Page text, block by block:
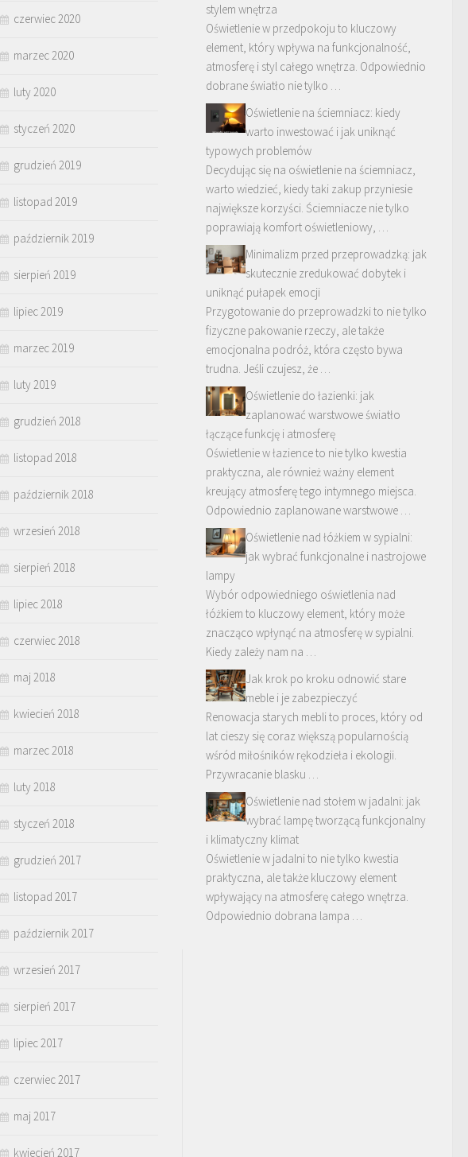
stylem wnętrza
Oświetlenie w przedpokoju to kluczowy
element, który wpływa na funkcjonalność,
atmosferę i styl całego wnętrza. Odpowiednio
dobrane światło nie tylko …
Oświetlenie na ściemniacz: kiedy
warto inwestować i jak uniknąć
typowych problemów
Decydując się na oświetlenie na ściemniacz,
warto wiedzieć, kiedy taki zakup przyniesie
największe korzyści. Ściemniacze nie tylko
poprawiają komfort oświetleniowy, …
Minimalizm przed przeprowadzką: jak
skutecznie zredukować dobytek i
uniknąć pułapek emocji
Przygotowanie do przeprowadzki to nie tylko
fizyczne pakowanie rzeczy, ale także
emocjonalna podróż, która często bywa
trudna. Jeśli czujesz, że …
Oświetlenie do łazienki: jak
zaplanować warstwowe światło
łączące funkcję i atmosferę
Oświetlenie w łazience to nie tylko kwestia
praktyczna, ale również ważny element
kreujący atmosferę tego intymnego miejsca.
Odpowiednio zaplanowane warstwowe …
Oświetlenie nad łóżkiem w sypialni:
jak wybrać funkcjonalne i nastrojowe
lampy
Wybór odpowiedniego oświetlenia nad
łóżkiem to kluczowy element, który może
znacząco wpłynąć na atmosferę w sypialni.
Kiedy zależy nam na …
Jak krok po kroku odnowić stare
meble i je zabezpieczyć
Renowacja starych mebli to proces, który od
lat cieszy się coraz większą popularnością
wśród miłośników rękodzieła i ekologii.
Przywracanie blasku …
Oświetlenie nad stołem w jadalni: jak
wybrać lampę tworzącą funkcjonalny
i klimatyczny klimat
Oświetlenie w jadalni to nie tylko kwestia
praktyczna, ale także kluczowy element
wpływający na atmosferę całego wnętrza.
Odpowiednio dobrana lampa …
czerwiec 2020
marzec 2020
luty 2020
styczeń 2020
grudzień 2019
listopad 2019
październik 2019
sierpień 2019
lipiec 2019
marzec 2019
luty 2019
grudzień 2018
listopad 2018
październik 2018
wrzesień 2018
sierpień 2018
lipiec 2018
czerwiec 2018
maj 2018
kwiecień 2018
marzec 2018
luty 2018
styczeń 2018
grudzień 2017
listopad 2017
październik 2017
wrzesień 2017
sierpień 2017
lipiec 2017
czerwiec 2017
maj 2017
kwiecień 2017